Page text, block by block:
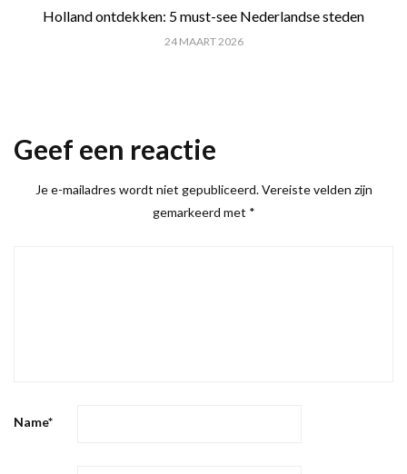
Holland ontdekken: 5 must-see Nederlandse steden
24 MAART 2026
Geef een reactie
Je e-mailadres wordt niet gepubliceerd. Vereiste velden zijn
gemarkeerd met *
Name*